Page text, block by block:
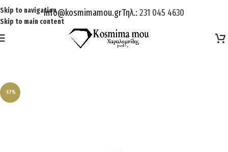
Skip to navigation
Skip to main content
Info@kosmimamou.grΤηλ.: 231 045 4630
-17%